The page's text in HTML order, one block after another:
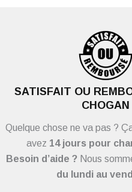
SATISFAIT OU
CHOGAN
Quelque chose ne va pas ?
avez 14 jours pour
Besoin d’aide ?Nous
du lundi au